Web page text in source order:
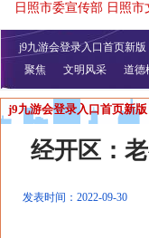
日照市委宣传部 日照市
j9九游会登录入口首页新版
明播报
公益
聚焦 文明风采 道德
j9九游会登录入口首页新版
经开区：
发表时间：2022-09-30